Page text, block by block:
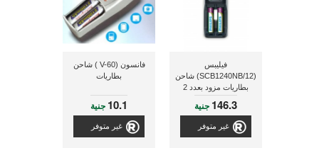
فيليبس
(SCB1240NB/12) شاحن
بطاريات مزود بعدد 2
بطارية مقاس AAA
146.3 جنية
غير متوفر
فانسون (V-60 ) شاحن
بطاريات
10.1 جنية
غير متوفر